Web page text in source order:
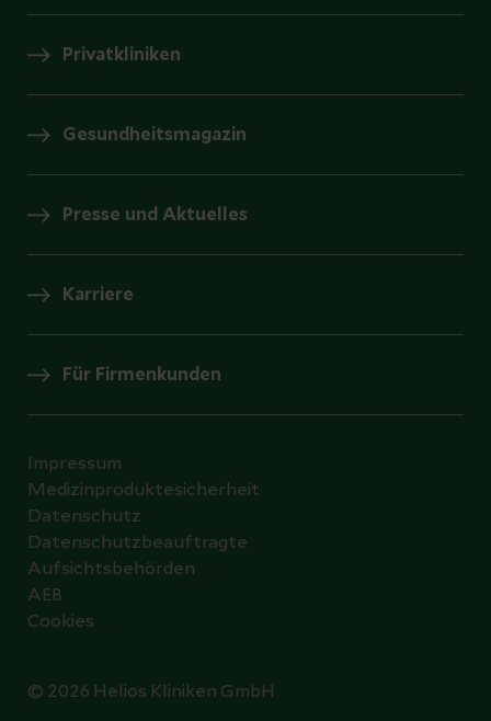
Privatkliniken
Gesundheitsmagazin
Presse und Aktuelles
Karriere
Für Firmenkunden
© 2026 Helios Kliniken GmbH
Impressum
Medizinproduktesicherheit
Datenschutz
Datenschutzbeauftragte
Aufsichtsbehörden
AEB
Cookies